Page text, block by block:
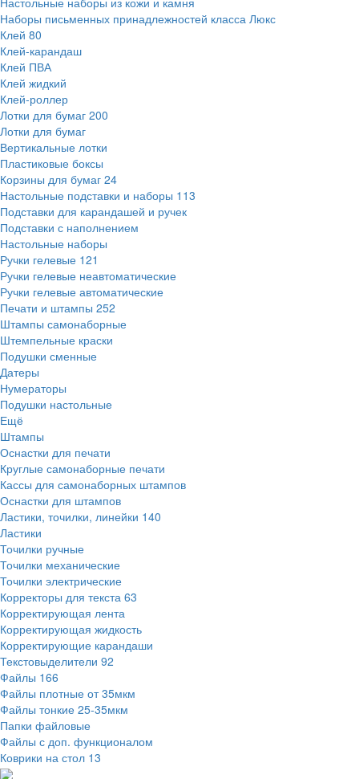
Наборы письменных принадлежностей класса Люкс
Клей 80
Клей-карандаш
Клей ПВА
Клей жидкий
Клей-роллер
Лотки для бумаг 200
Лотки для бумаг
Вертикальные лотки
Пластиковые боксы
Корзины для бумаг 24
Настольные подставки и наборы 113
Подставки для карандашей и ручек
Подставки с наполнением
Настольные наборы
Ручки гелевые 121
Ручки гелевые неавтоматические
Ручки гелевые автоматические
Печати и штампы 252
Штампы самонаборные
Штемпельные краски
Подушки сменные
Датеры
Нумераторы
Подушки настольные
Ещё
Штампы
Оснастки для печати
Круглые самонаборные печати
Кассы для самонаборных штампов
Оснастки для штампов
Ластики, точилки, линейки 140
Ластики
Точилки ручные
Точилки механические
Точилки электрические
Корректоры для текста 63
Корректирующая лента
Корректирующая жидкость
Корректирующие карандаши
Текстовыделители 92
Файлы 166
Файлы плотные от 35мкм
Файлы тонкие 25-35мкм
Папки файловые
Файлы с доп. функционалом
Коврики на стол 13